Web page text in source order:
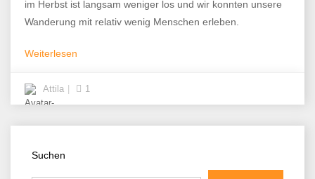
im Herbst ist langsam weniger los und wir konnten unsere
Wanderung mit relativ wenig Menschen erleben.
Weiterlesen
Attila 1
Suchen